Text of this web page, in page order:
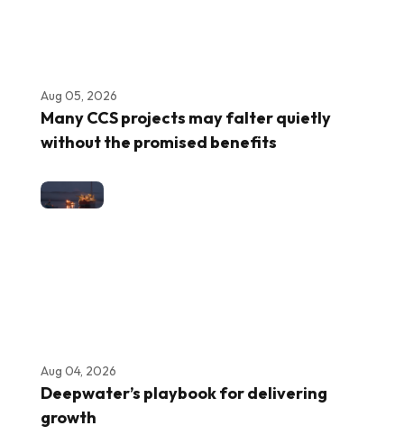
Aug 05, 2026
Many CCS projects may falter quietly
without the promised benefits
Aug 04, 2026
Deepwater’s playbook for delivering
growth